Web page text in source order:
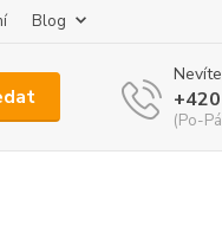
Blog
(Po-